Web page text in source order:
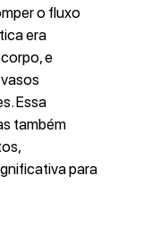
o fluxo
era
e
Essa
também
para